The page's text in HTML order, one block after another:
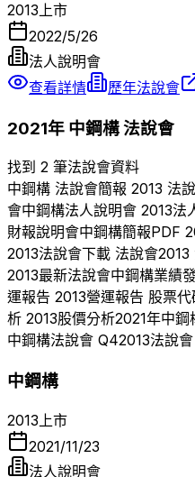
2013上市
2022/5/26
法人說明會
查看詳情
歷年法說會
2021年 中鋼構法說會
找到 2 筆法說會資料
中鋼構 法說會簡報 2013 法
會中鋼構法人說明會 2013法
財報說明會中鋼構簡報PDF
2013法說會下載 法說會2013
2013最新法說會中鋼構業績
運報告 2013營運報告 股票代
析 2013股價分析2021年中鋼
中鋼構法說會 Q42013法說會
中鋼構
2013 上市
2021/11/23
法人說明會